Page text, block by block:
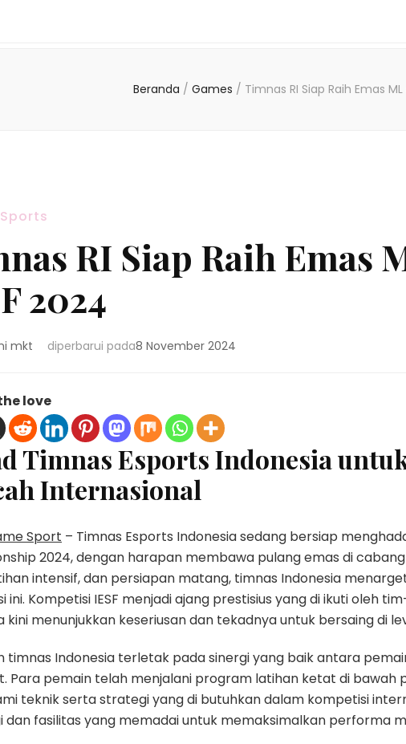
Beranda / Games / Timnas RI Siap Raih Emas ML
Sports
RI Siap Raih Emas
2024
mkt diperbarui pada8 November 2024
love
Timnas Esports Indonesia
Internasional
Sport – Timnas Esports Indonesia sedang bersiap
2024, dengan harapan membawa pulang emas di cabang
intensif, dan persiapan matang, timnas Indonesia
ini. Kompetisi IESF menjadi ajang prestisius yang di ikuti oleh
kini menunjukkan keseriusan dan tekadnya untuk bersaing di
timnas Indonesia terletak pada sinergi yang baik antara
Para pemain telah menjalani program latihan ketat di bawah
teknik serta strategi yang di butuhkan dalam kompetisi
dan fasilitas yang memadai untuk memaksimalkan performa